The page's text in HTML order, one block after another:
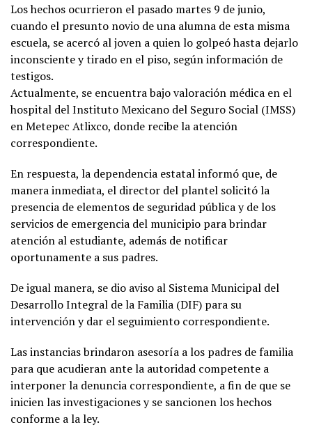
Los hechos ocurrieron el pasado martes 9 de junio,
cuando el presunto novio de una alumna de esta misma
escuela, se acercó al joven a quien lo golpeó hasta dejarlo
inconsciente y tirado en el piso, según información de
testigos.
Actualmente, se encuentra bajo valoración médica en el
hospital del Instituto Mexicano del Seguro Social (IMSS)
en Metepec Atlixco, donde recibe la atención
correspondiente.
En respuesta, la dependencia estatal informó que, de
manera inmediata, el director del plantel solicitó la
presencia de elementos de seguridad pública y de los
servicios de emergencia del municipio para brindar
atención al estudiante, además de notificar
oportunamente a sus padres.
De igual manera, se dio aviso al Sistema Municipal del
Desarrollo Integral de la Familia (DIF) para su
intervención y dar el seguimiento correspondiente.
Las instancias brindaron asesoría a los padres de familia
para que acudieran ante la autoridad competente a
interponer la denuncia correspondiente, a fin de que se
inicien las investigaciones y se sancionen los hechos
conforme a la ley.